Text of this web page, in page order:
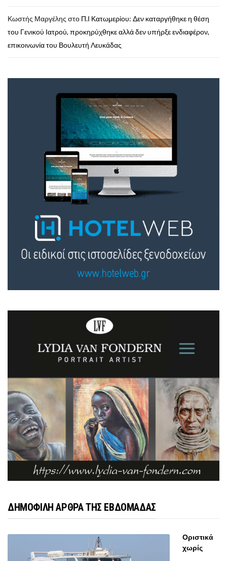
Κωστής Μαργέλης στο Π.Ι Κατωμερίου: Δεν καταργήθηκε η θέση
του Γενικού Ιατρού, προκηρύχθηκε αλλά δεν υπήρξε ενδιαφέρον,
επικοινωνία του Βουλευτή Λευκάδας
ΔΗΜΟΦΙΛΗ ΑΡΘΡΑ ΤΗΣ ΕΒΔΟΜΑΔΑΣ
Οριστικά
χωρίς